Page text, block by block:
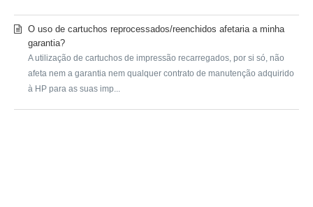
O uso de cartuchos reprocessados/reenchidos afetaria a minha
garantia?
A utilização de cartuchos de impressão recarregados, por si só, não
afeta nem a garantia nem qualquer contrato de manutenção adquirido
à HP para as suas imp...